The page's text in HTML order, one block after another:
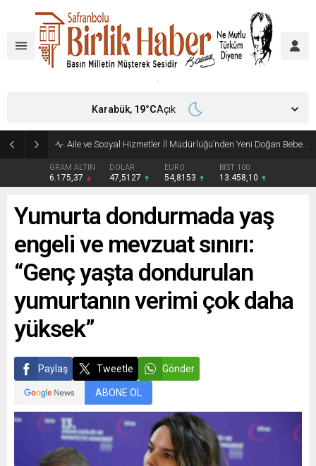
Aile ve Sosyal Hizmetler İl Müdürlüğü’nden Yeni Doğan Bebekler İçin Destek Çantası
GRAM ALTIN
6.175,37
DOLAR
47,5127
EURO
54,8153
BIST 100
13.458,10
Karabük, 19°CAçık
Yumurta dondurmada yaş
engeli ve mevzuat sınırı:
“Genç yaşta dondurulan
yumurtanın verimi çok daha
yüksek”
Paylaş Tweetle Gönder
ABONE OL